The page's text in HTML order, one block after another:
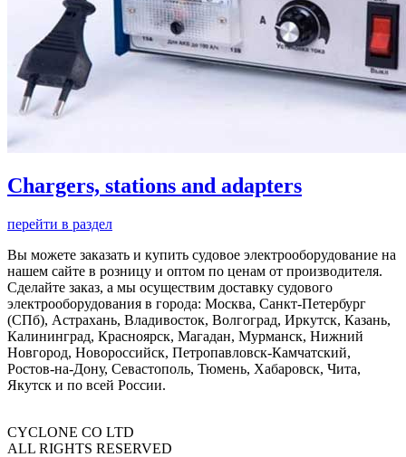
Chargers, stations and adapters
перейти в раздел
Вы можете заказать и купить судовое электрооборудование на
нашем сайте в розницу и оптом по ценам от производителя.
Сделайте заказ, а мы осуществим доставку судового
электрооборудования в города: Москва, Санкт-Петербург
(СПб), Астрахань, Владивосток, Волгоград, Иркутск, Казань,
Калининград, Красноярск, Магадан, Мурманск, Нижний
Новгород, Новороссийск, Петропавловск-Камчатский,
Ростов-на-Дону, Севастополь, Тюмень, Хабаровск, Чита,
Якутск и по всей России.
CYCLONE CO LTD
ALL RIGHTS RESERVED